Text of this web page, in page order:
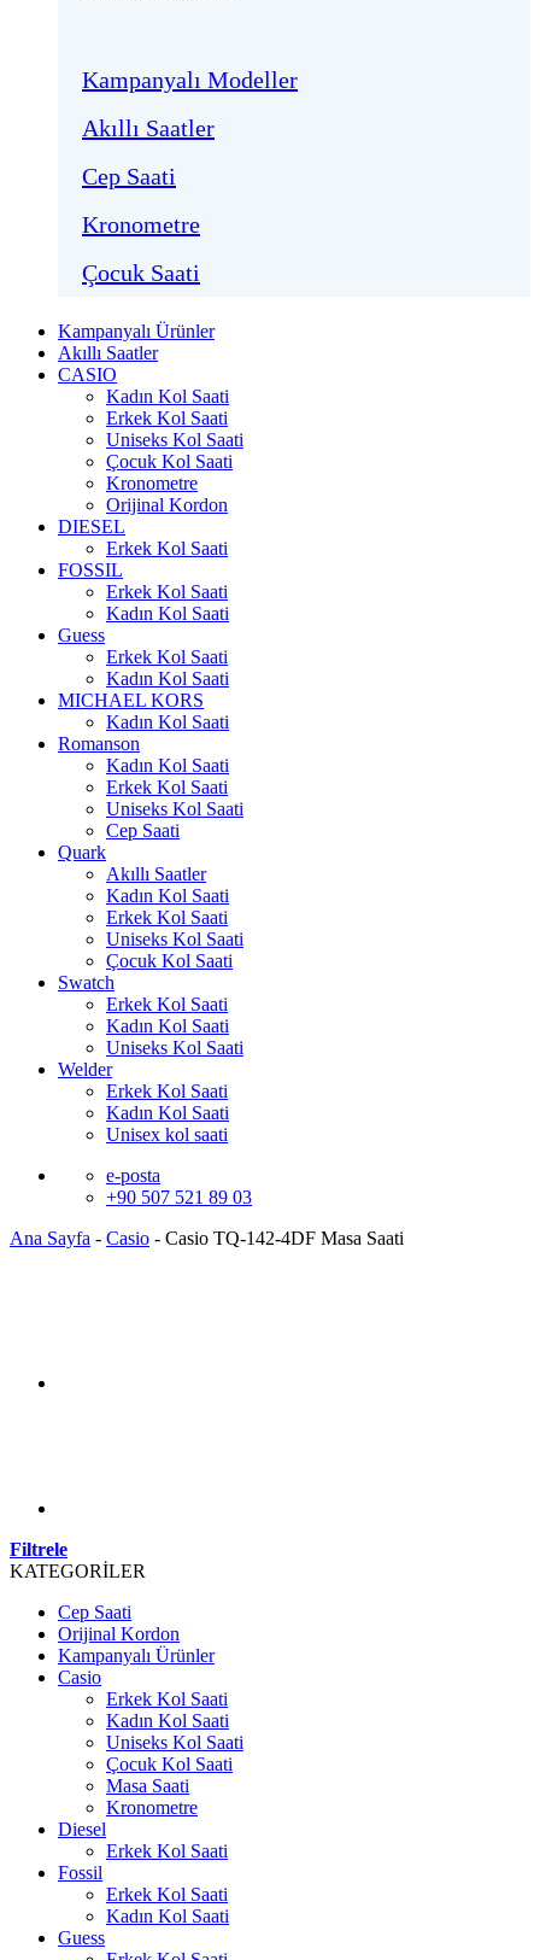
Kampanyalı Modeller
Akıllı Saatler
Cep Saati
Kronometre
Çocuk Saati
Kampanyalı Ürünler
Akıllı Saatler
CASIO
Kadın Kol Saati
Erkek Kol Saati
Uniseks Kol Saati
Çocuk Kol Saati
Kronometre
Orijinal Kordon
DIESEL
Erkek Kol Saati
FOSSIL
Erkek Kol Saati
Kadın Kol Saati
Guess
Erkek Kol Saati
Kadın Kol Saati
MICHAEL KORS
Kadın Kol Saati
Romanson
Kadın Kol Saati
Erkek Kol Saati
Uniseks Kol Saati
Cep Saati
Quark
Akıllı Saatler
Kadın Kol Saati
Erkek Kol Saati
Uniseks Kol Saati
Çocuk Kol Saati
Swatch
Erkek Kol Saati
Kadın Kol Saati
Uniseks Kol Saati
Welder
Erkek Kol Saati
Kadın Kol Saati
Unisex kol saati
e-posta
+90 507 521 89 03
Ana Sayfa - Casio - Casio TQ-142-4DF Masa Saati
Filtrele
KATEGORİLER
Cep Saati
Orijinal Kordon
Kampanyalı Ürünler
Casio
Erkek Kol Saati
Kadın Kol Saati
Uniseks Kol Saati
Çocuk Kol Saati
Masa Saati
Kronometre
Diesel
Erkek Kol Saati
Fossil
Erkek Kol Saati
Kadın Kol Saati
Guess